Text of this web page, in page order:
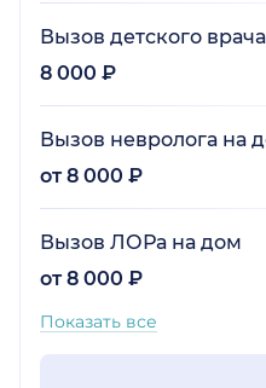
Вызов детского
8 000 ₽
Вызов невролога на
от 8 000 ₽
Вызов ЛОРа на дом
от 8 000 ₽
Показать все